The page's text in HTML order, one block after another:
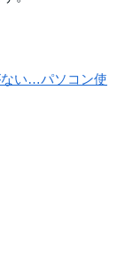
い…パソコン使